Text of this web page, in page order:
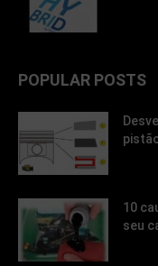
POPULAR POSTS
10
seu